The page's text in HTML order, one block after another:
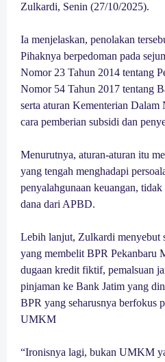
Zulkardi, Senin (27/10/2025).
Ia menjelaskan, penolakan
Pihaknya berpedoman pada
Nomor 23 Tahun 2014 tentang
Nomor 54 Tahun 2017 tentang
serta aturan Kementerian Dalam
cara pemberian subsidi dan
Menurutnya, aturan-aturan itu
yang tengah menghadapi
penyalahgunaan keuangan,
dana dari APBD.
Lebih lanjut, Zulkardi menyebut
yang membelit BPR Pekanbaru
dugaan kredit fiktif, pemalsuan
pinjaman ke Bank Jatim yang
BPR yang seharusnya berfokus
UMKM
“Ironisnya lagi, bukan UMKM